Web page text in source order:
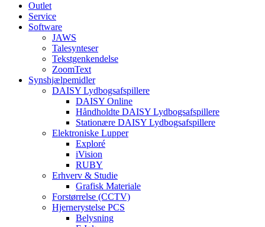
Outlet
Service
Software
JAWS
Talesynteser
Tekstgenkendelse
ZoomText
Synshjælpemidler
DAISY Lydbogsafspillere
DAISY Online
Håndholdte DAISY Lydbogsafspillere
Stationære DAISY Lydbogsafspillere
Elektroniske Lupper
Exploré
iVision
RUBY
Erhverv & Studie
Grafisk Materiale
Forstørrelse (CCTV)
Hjernerystelse PCS
Belysning